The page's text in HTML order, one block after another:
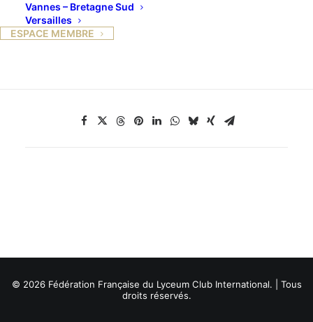
Vannes – Bretagne Sud
Versailles
ESPACE MEMBRE
fera une Conférence sur le Jansénisme en France :
un siècle de conflits religieux et politiques.
© 2026 Fédération Française du Lyceum Club International. | Tous
droits réservés.